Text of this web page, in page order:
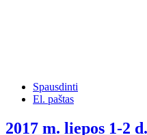
Spausdinti
El. paštas
2017 m. liepos 1-2